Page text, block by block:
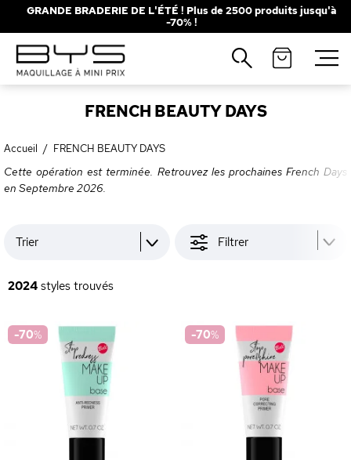
GRANDE BRADERIE DE L'ÉTÉ ! Plus de 2500 produits jusqu'à
-70% !
FRENCH BEAUTY DAYS
Accueil / FRENCH BEAUTY DAYS
Cette opération est terminée. Retrouvez les prochaines French Days
en Septembre 2026.
Filtrer
2024 styles trouvés
Trier
-70% -70%
Fermer
Recherches populaires
Mascara
Palette
Solaire
Blush
Rouge à Lèvres